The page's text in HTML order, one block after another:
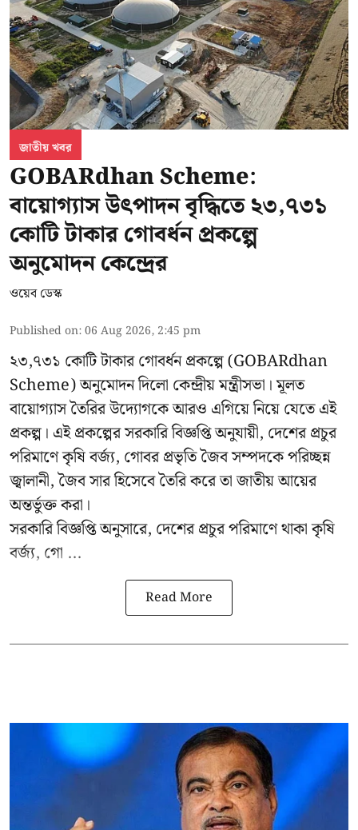
জাতীয় খবর
GOBARdhan Scheme:
বায়োগ্যাস উৎপাদন বৃদ্ধিতে ২৩,৭৩১
কোটি টাকার গোবর্ধন প্রকল্পে
অনুমোদন কেন্দ্রের
ওয়েব ডেস্ক
Published on:06 Aug 2026, 2:45 pm
২৩,৭৩১ কোটি টাকার গোবর্ধন প্রকল্পে (GOBARdhan
Scheme) অনুমোদন দিলো কেন্দ্রীয় মন্ত্রীসভা। মূলত
বায়োগ্যাস তৈরির উদ্যোগকে আরও এগিয়ে নিয়ে যেতে এই
প্রকল্প। এই প্রকল্পের সরকারি বিজ্ঞপ্তি অনুযায়ী, দেশের প্রচুর
পরিমাণে কৃষি বর্জ্য, গোবর প্রভৃতি জৈব সম্পদকে পরিচ্ছন্ন
জ্বালানী, জৈব সার হিসেবে তৈরি করে তা জাতীয় আয়ের
অন্তর্ভুক্ত করা।
সরকারি বিজ্ঞপ্তি অনুসারে, দেশের প্রচুর পরিমাণে থাকা কৃষি
বর্জ্য, গো ...
Read More